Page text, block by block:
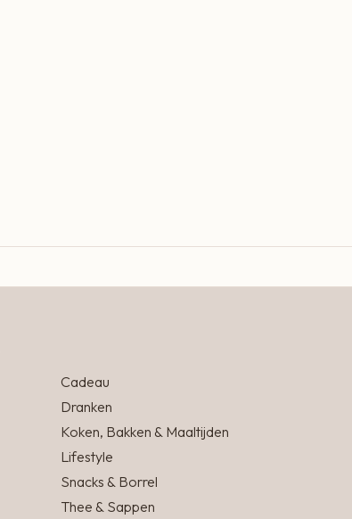
Cadeau
Dranken
Koken, Bakken & Maaltijden
Lifestyle
Snacks & Borrel
Thee & Sappen